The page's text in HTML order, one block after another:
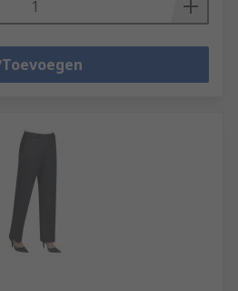
Toevoegen